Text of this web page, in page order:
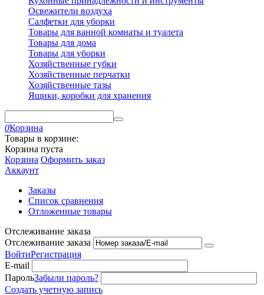
Освежители воздуха
Салфетки для уборки
Товары для ванной комнаты и туалета
Товары для дома
Товары для уборки
Хозяйственные губки
Хозяйственные перчатки
Хозяйственные тазы
Ящики, коробки для хранения
0Корзина
Товары в корзине:
Корзина пуста
Корзина Оформить заказ
Аккаунт
Заказы
Список сравнения
Отложенные товары
Отслеживание заказа
Отслеживание заказа
ВойтиРегистрация
E-mail
ПарольЗабыли пароль?
Создать учетную запись